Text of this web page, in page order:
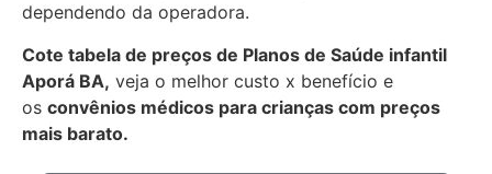
dependendo da operadora.
Cote tabela de preços de Planos de Saúde infantil
Aporá BA, veja o melhor custo x benefício e
os convênios médicos para crianças com preços
mais barato.